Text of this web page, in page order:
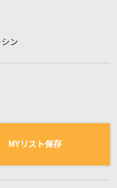
の一覧
ン
MYリスト保存